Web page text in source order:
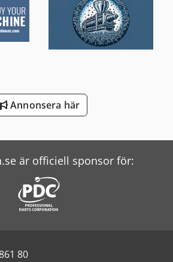
Maskiner För Påsar
Annonsera här
är officiell sponsor för:
80